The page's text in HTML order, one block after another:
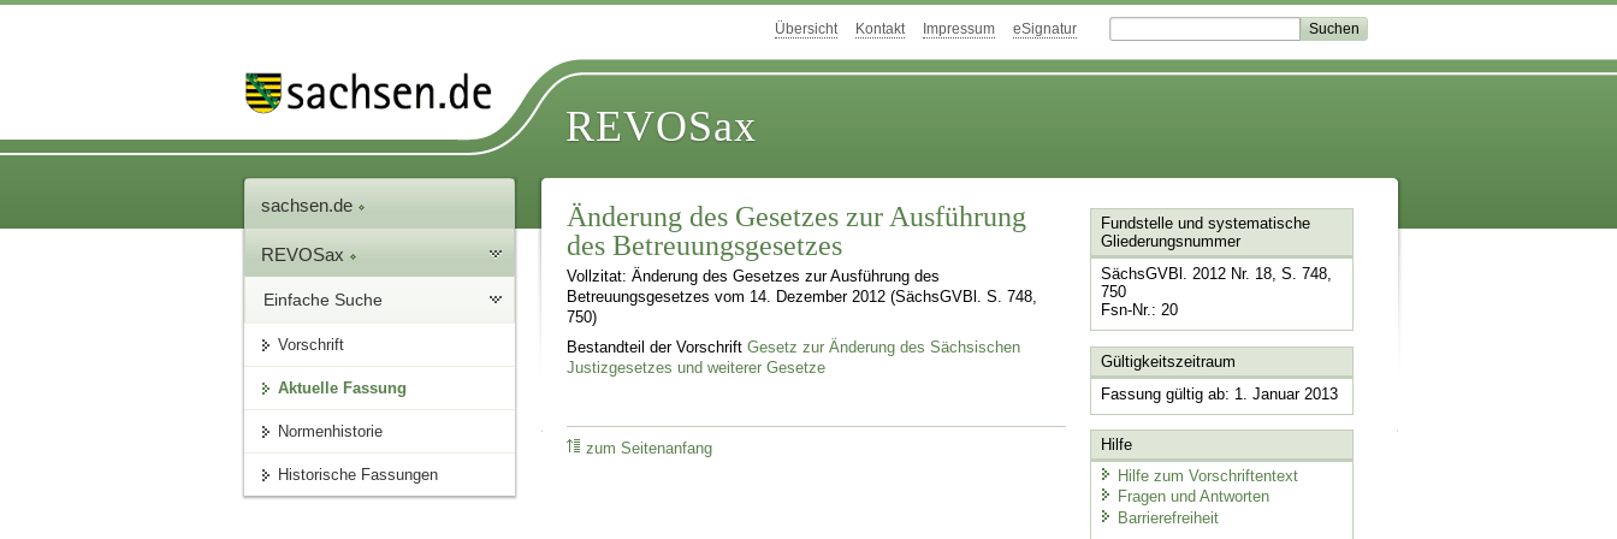
Übersicht Kontakt Impressum eSignatur
REVOSax
sachsen.de
REVOSax
Einfache Suche
Vorschrift
Aktuelle Fassung
Normenhistorie
Historische Fassungen
Änderung des Gesetzes zur Ausführung
des Betreuungsgesetzes
Vollzitat: Änderung des Gesetzes zur Ausführung des
Betreuungsgesetzes vom 14. Dezember 2012 (SächsGVBl. S. 748,
750)
Bestandteil der VorschriftGesetz zur Änderung des Sächsischen
Justizgesetzes und weiterer Gesetze
zum Seitenanfang
Fundstelle und systematische
Gliederungsnummer
SächsGVBl. 2012 Nr. 18, S. 748,
750
Fsn-Nr.: 20
Gültigkeitszeitraum
Fassung gültig ab: 1. Januar 2013
Hilfe
Hilfe zum Vorschriftentext
Fragen und Antworten
Barrierefreiheit